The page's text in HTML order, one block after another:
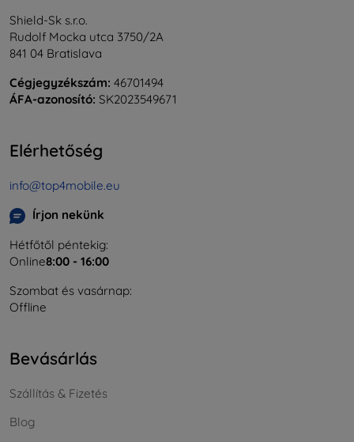
Shield-Sk s.r.o.
Rudolf Mocka utca 3750/2A
841 04 Bratislava
Cégjegyzékszám: 46701494
ÁFA-azonosító: SK2023549671
Elérhetőség
info@top4mobile.eu
Írjon nekünk
Hétfőtől péntekig:
Online8:00 - 16:00
Szombat és vasárnap:
Offline
Bevásárlás
Szállítás & Fizetés
Blog